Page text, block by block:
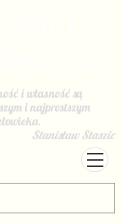
i własność są
i najprostszym
Stanisław Staszic